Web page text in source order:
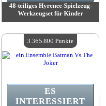
48-teiliges Hyrenee-Spielzeug-
Werkzeugset für Kinder
Verfügbare Menge:4
ES
INTERESSIERT
3.365.800 Punkte